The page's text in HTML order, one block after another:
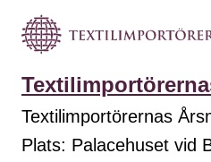
Textilimportörernas
Plats: Palacehuset vid